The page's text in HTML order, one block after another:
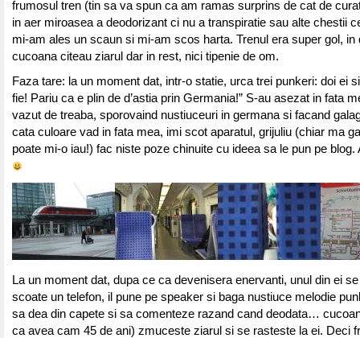
frumosul tren (tin sa va spun ca am ramas surprins de cat de
in aer miroasea a deodorizant ci nu a transpiratie sau alte chestii
mi-am ales un scaun si mi-am scos harta. Trenul era super gol, in
cucoana citeau ziarul dar in rest, nici tipenie de om.
Faza tare: la un moment dat, intr-o statie, urca trei punkeri: doi ei
fie! Pariu ca e plin de d’astia prin Germania!” S-au asezat in fata
vazut de treaba, sporovaind nustiuceuri in germana si facand
cata culoare vad in fata mea, imi scot aparatul, grijuliu (chiar ma
poate mi-o iau!) fac niste poze chinuite cu ideea sa le pun pe blog.
La un moment dat, dupa ce ca devenisera enervanti, unul din ei
scoate un telefon, il pune pe speaker si baga nustiuce melodie
sa dea din capete si sa comenteze razand cand deodata…
ca avea cam 45 de ani) zmuceste ziarul si se rasteste la ei. Deci